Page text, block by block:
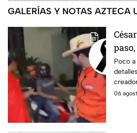
GALERÍAS Y NOTAS AZTECA
Poco
estaba
06